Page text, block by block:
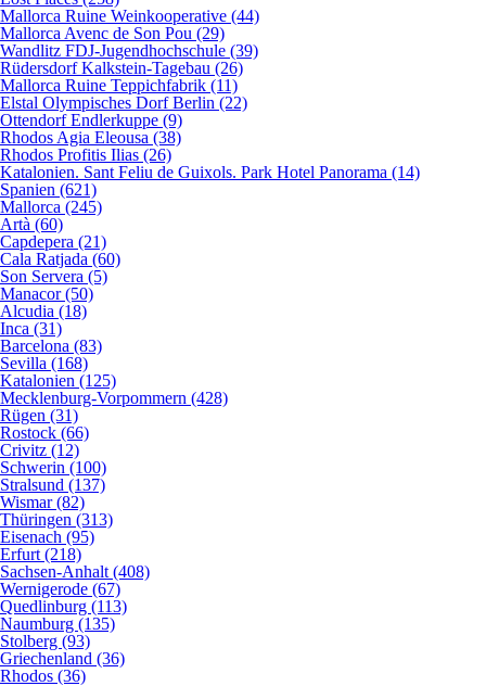
Mallorca Ruine Weinkooperative (44)
Mallorca Avenc de Son Pou (29)
Wandlitz FDJ-Jugendhochschule (39)
Rüdersdorf Kalkstein-Tagebau (26)
Mallorca Ruine Teppichfabrik (11)
Elstal Olympisches Dorf Berlin (22)
Ottendorf Endlerkuppe (9)
Rhodos Agia Eleousa (38)
Rhodos Profitis Ilias (26)
Katalonien. Sant Feliu de Guixols. Park Hotel Panorama (14)
Spanien (621)
Mallorca (245)
Artà (60)
Capdepera (21)
Cala Ratjada (60)
Son Servera (5)
Manacor (50)
Alcudia (18)
Inca (31)
Barcelona (83)
Sevilla (168)
Katalonien (125)
Mecklenburg-Vorpommern (428)
Rügen (31)
Rostock (66)
Crivitz (12)
Schwerin (100)
Stralsund (137)
Wismar (82)
Thüringen (313)
Eisenach (95)
Erfurt (218)
Sachsen-Anhalt (408)
Wernigerode (67)
Quedlinburg (113)
Naumburg (135)
Stolberg (93)
Griechenland (36)
Rhodos (36)